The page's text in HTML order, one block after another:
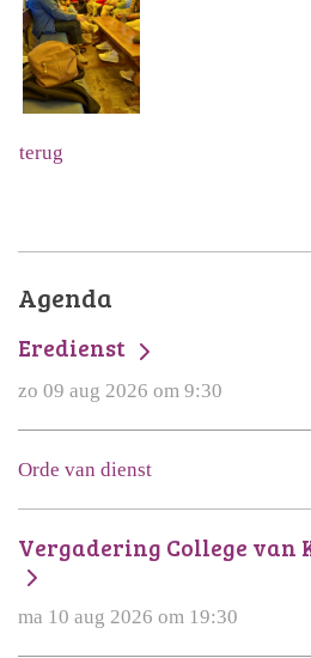
terug
Agenda
Eredienst
zo 09 aug 2026 om 9:30
Orde van dienst
Vergadering College van
ma 10 aug 2026 om 19:30